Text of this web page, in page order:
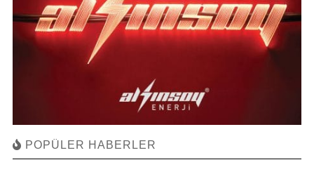
POPÜLER HABERLER